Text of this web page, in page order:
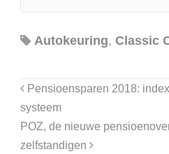
Autokeuring,Classic
Pensioensparen 2018:
systeem
POZ, de nieuwe
zelfstandigen